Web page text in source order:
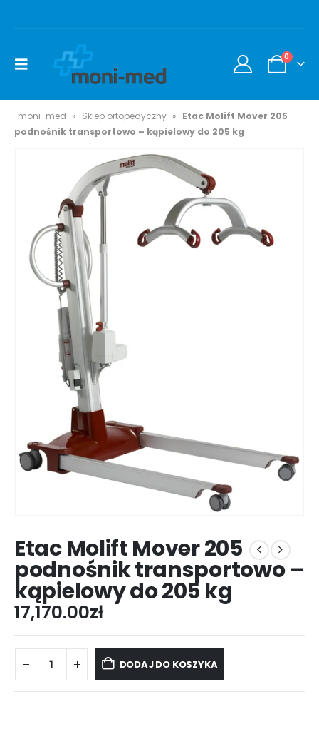
0
moni-med » Sklep ortopedyczny » Etac Molift Mover 205
podnośnik transportowo – kąpielowy do 205 kg
Etac Molift Mover 205
podnośnik transportowo –
kąpielowy do 205 kg
17,170.00zł
DODAJ DO KOSZYKA